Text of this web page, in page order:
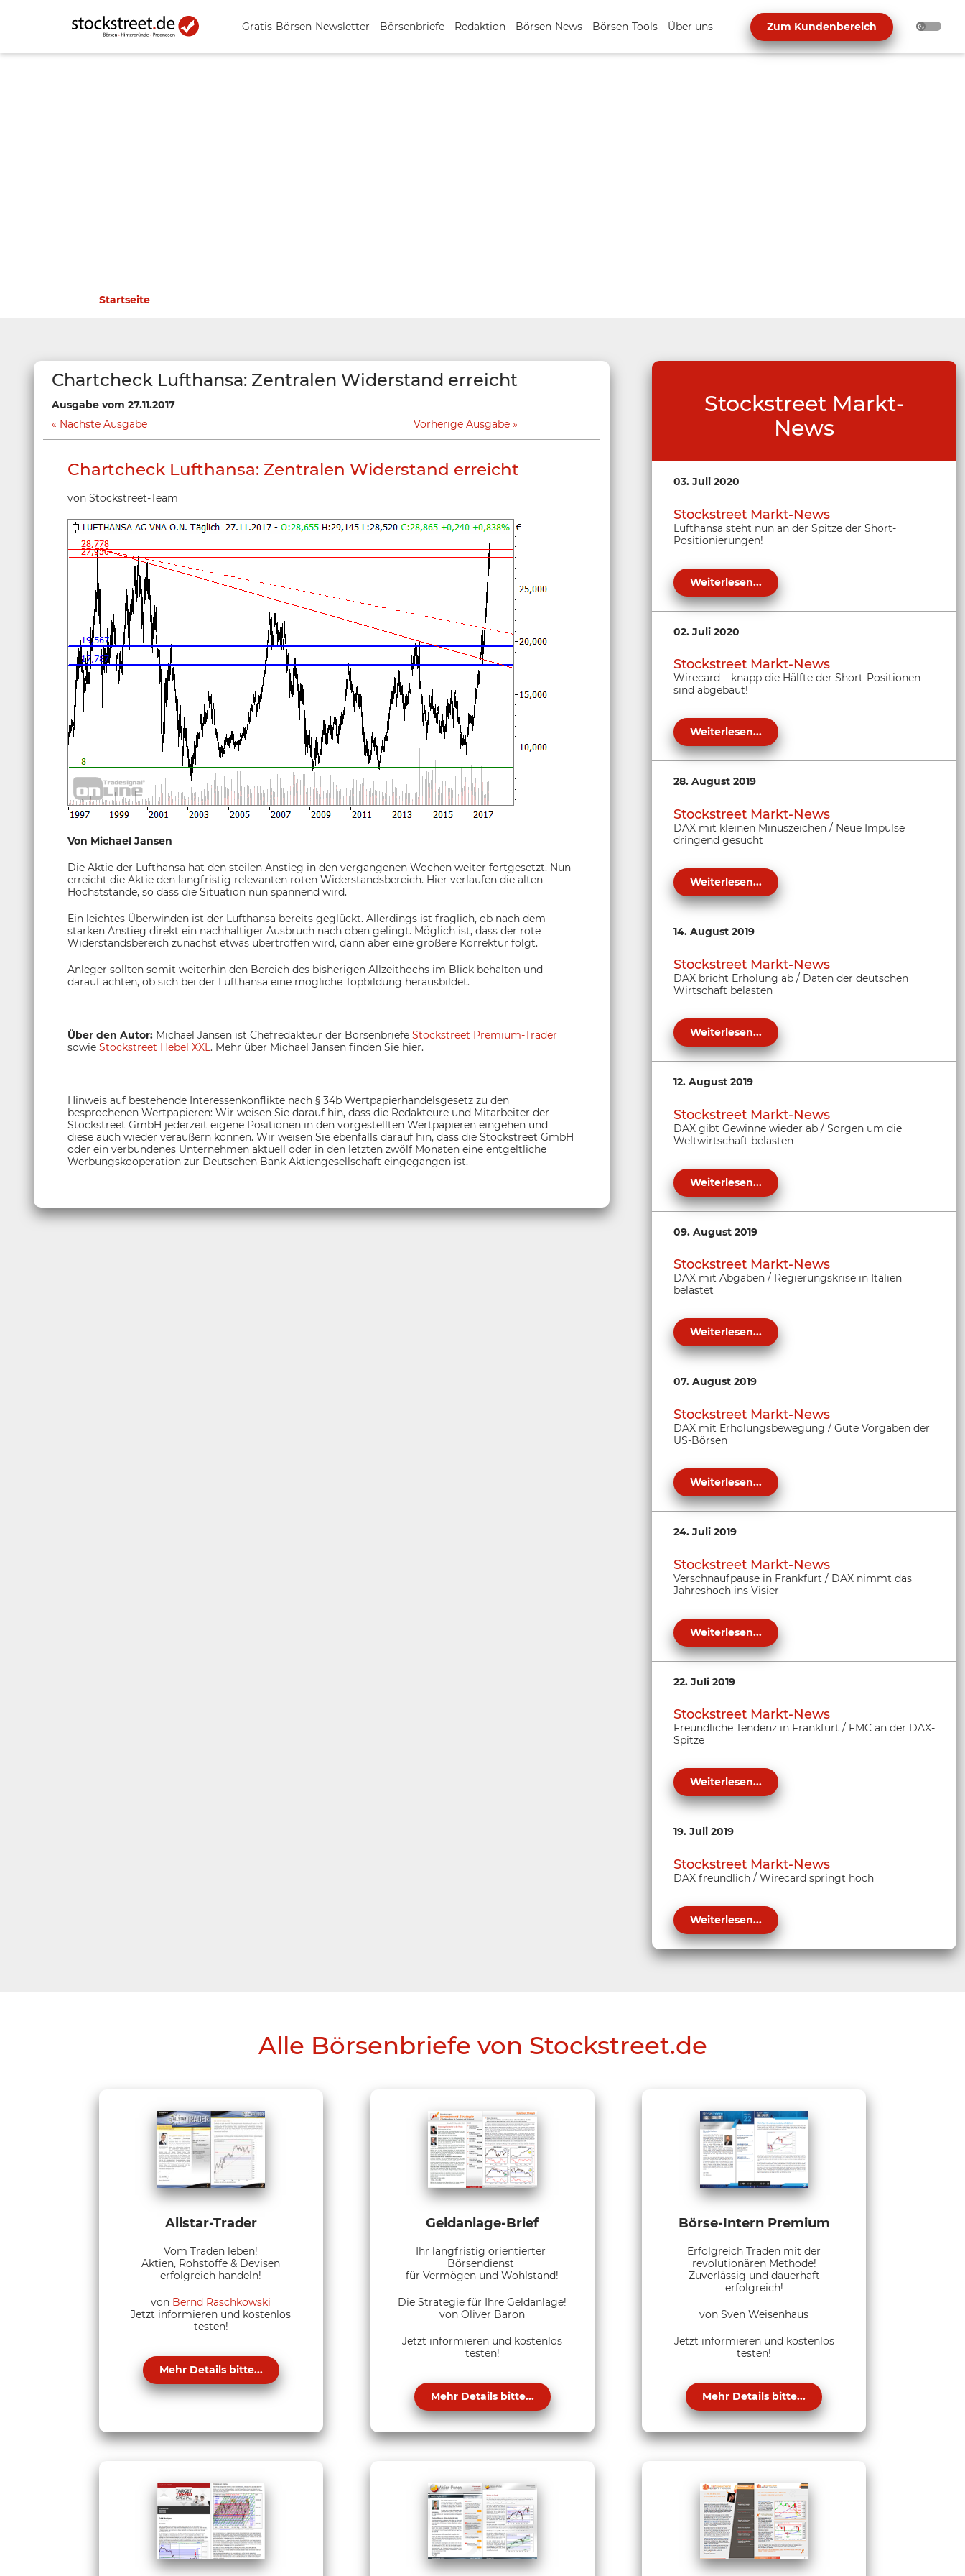
Gratis-Börsen-Newsletter Börsenbriefe Redaktion Börsen-News Börsen-Tools Über uns Zum Kundenbereich
Startseite
Chartcheck Lufthansa: Zentralen Widerstand erreicht
Ausgabe vom 27.11.2017
Nächste Ausgabe
Vorherige Ausgabe
Chartcheck Lufthansa: Zentralen Widerstand erreicht
von Stockstreet-Team
Von Michael Jansen
Die Aktie der Lufthansa hat den steilen Anstieg in den vergangenen Wochen weiter fortgesetzt. Nun
erreicht die Aktie den langfristig relevanten roten Widerstandsbereich. Hier verlaufen die alten
Höchststände, so dass die Situation nun spannend wird.
Ein leichtes Überwinden ist der Lufthansa bereits geglückt. Allerdings ist fraglich, ob nach dem
starken Anstieg direkt ein nachhaltiger Ausbruch nach oben gelingt. Möglich ist, dass der rote
Widerstandsbereich zunächst etwas übertroffen wird, dann aber eine größere Korrektur folgt.
Anleger sollten somit weiterhin den Bereich des bisherigen Allzeithochs im Blick behalten und
darauf achten, ob sich bei der Lufthansa eine mögliche Topbildung herausbildet.
Über den Autor: Michael Jansen ist Chefredakteur der Börsenbriefe Stockstreet Premium-Trader
sowie Stockstreet Hebel XXL. Mehr über Michael Jansen finden Sie hier.
Hinweis auf bestehende Interessenkonflikte nach § 34b Wertpapierhandelsgesetz zu den
besprochenen Wertpapieren: Wir weisen Sie darauf hin, dass die Redakteure und Mitarbeiter der
Stockstreet GmbH jederzeit eigene Positionen in den vorgestellten Wertpapieren eingehen und
diese auch wieder veräußern können. Wir weisen Sie ebenfalls darauf hin, dass die Stockstreet GmbH
oder ein verbundenes Unternehmen aktuell oder in den letzten zwölf Monaten eine entgeltliche
Werbungskooperation zur Deutschen Bank Aktiengesellschaft eingegangen ist.
Stockstreet Markt-
News
03. Juli 2020
Stockstreet Markt-News
Lufthansa steht nun an der Spitze der Short-
Positionierungen!
Weiterlesen...
02. Juli 2020
Stockstreet Markt-News
Wirecard – knapp die Hälfte der Short-Positionen
sind abgebaut!
Weiterlesen...
28. August 2019
Stockstreet Markt-News
DAX mit kleinen Minuszeichen / Neue Impulse
dringend gesucht
Weiterlesen...
14. August 2019
Stockstreet Markt-News
DAX bricht Erholung ab / Daten der deutschen
Wirtschaft belasten
Weiterlesen...
12. August 2019
Stockstreet Markt-News
DAX gibt Gewinne wieder ab / Sorgen um die
Weltwirtschaft belasten
Weiterlesen...
09. August 2019
Stockstreet Markt-News
DAX mit Abgaben / Regierungskrise in Italien
belastet
Weiterlesen...
07. August 2019
Stockstreet Markt-News
DAX mit Erholungsbewegung / Gute Vorgaben der
US-Börsen
Weiterlesen...
24. Juli 2019
Stockstreet Markt-News
Verschnaufpause in Frankfurt / DAX nimmt das
Jahreshoch ins Visier
Weiterlesen...
22. Juli 2019
Stockstreet Markt-News
Freundliche Tendenz in Frankfurt / FMC an der DAX-
Spitze
Weiterlesen...
19. Juli 2019
Stockstreet Markt-News
DAX freundlich / Wirecard springt hoch
Weiterlesen...
Alle Börsenbriefe von Stockstreet.de
Allstar-Trader
Vom Traden leben!
Aktien, Rohstoffe & Devisen
erfolgreich handeln!
von Bernd Raschkowski
Jetzt informieren und kostenlos
testen!
Mehr Details bitte...
Geldanlage-Brief
Ihr langfristig orientierter
Börsendienst
für Vermögen und Wohlstand!
Die Strategie für Ihre Geldanlage!
von Oliver Baron
Jetzt informieren und kostenlos
testen!
Mehr Details bitte...
Börse-Intern Premium
Erfolgreich Traden mit der
revolutionären Methode!
Zuverlässig und dauerhaft
erfolgreich!
von Sven Weisenhaus
Jetzt informieren und kostenlos
testen!
Mehr Details bitte...